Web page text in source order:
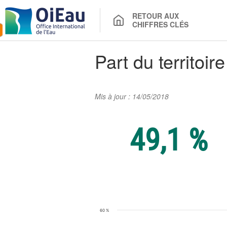
RETOUR AUX
CHIFFRES CLÉS
Part du
Mis à jour : 14/05/2018
49,1 %
Chiffre clé : Part
60 %